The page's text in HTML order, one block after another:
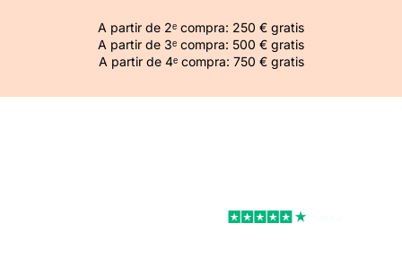
A partir de 2ᵉ compra: 250 € gratis
A partir de 3ᵉ compra: 500 € gratis
A partir de 4ᵉ compra: 750 € gratis